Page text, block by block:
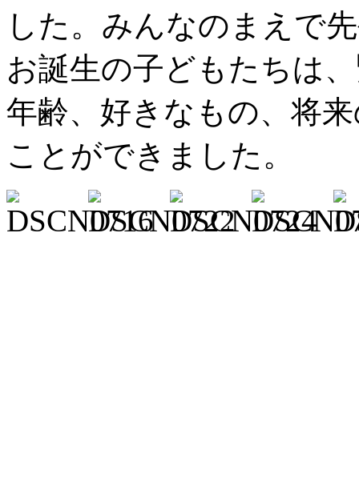
した。みんなのまえで
お誕生の子どもたちは
年齢、好きなもの、将
ことができました。